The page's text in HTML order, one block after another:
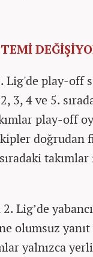
Lig'de play-off
3, 4 ve 5.
play-off
doğrudan
Lig’de
olumsuz
yalnızca